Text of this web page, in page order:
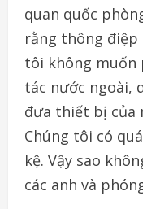
quan quốc
rằng thông điệp
tôi không muốn
tác nước ngoài,
đưa thiết bị của
Chúng tôi có
kệ. Vậy sao
các anh và